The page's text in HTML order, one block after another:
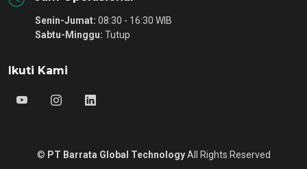
Senin-Jumat: 08:30 - 16:30 WIB
Sabtu-Minggu: Tutup
Ikuti Kami
© PT Barrata Global TechnologyAll Rights Reserved